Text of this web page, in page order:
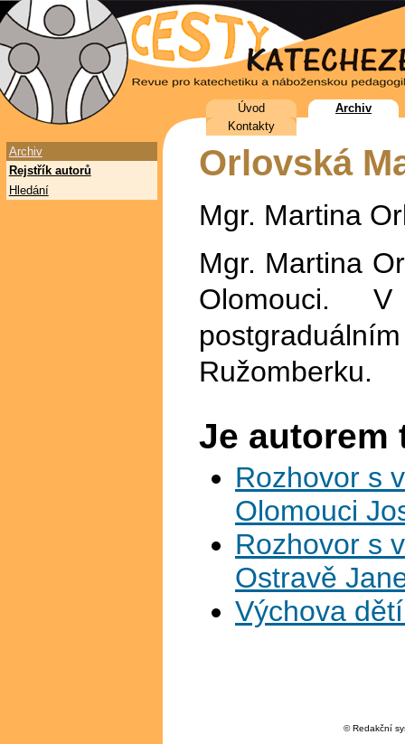
Úvod
Archiv
Kontakty
Archiv
Rejstřík autorů
Hledání
Orlovská
Mgr. Martina
Mgr. Martina
Olomouci.
Ružomberku.
Je autorem
Rozhovor s
Olomouci
Rozhovor s
Ostravě
Výchova
© Redakční